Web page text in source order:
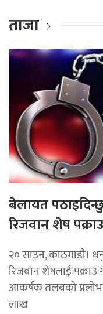
ताजा
बेलायत
रिजवान शेष
२० साउन, काठमाडौं।
रिजवान शेषलाई
आकर्षक तलबको
लाख